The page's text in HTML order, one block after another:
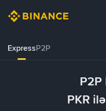
ExpressP2P
P2P
PKR